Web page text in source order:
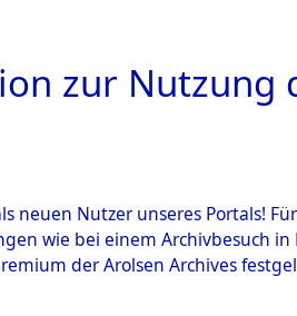
zur Nutzung
neuen Nutzer unseres Portals!
wie bei einem Archivbesuch
der Arolsen Archives